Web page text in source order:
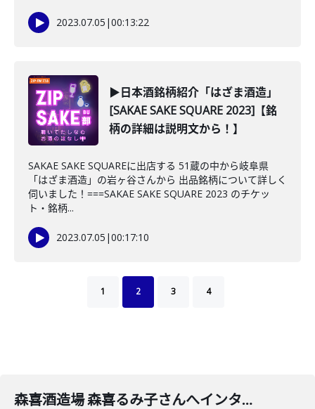
2023.07.05 |00:13:22
▶日本酒銘柄紹介「はざま酒造」
[SAKAE SAKE SQUARE 2023]【銘
柄の詳細は説明文から！】
SAKAE SAKE SQUAREに出店する 51蔵の中から岐阜県
「はざま酒造」の岩ヶ谷さんから 出品銘柄について詳しく
伺いました！===SAKAE SAKE SQUARE 2023 のチケッ
ト・銘柄...
2023.07.05 |00:17:10
1 2 3 4
森喜酒造場 森喜るみ子さんへインタビュー